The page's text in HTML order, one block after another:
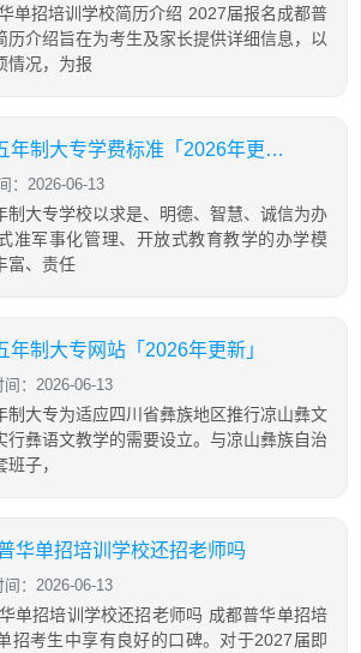
单招培训学校简历介绍 2027届报名成都普
历介绍旨在为考生及家长提供详细信息，以
情况，为报
四川省卫生学校五年制大专学费标准「2026年更新」
：2026-06-13
制大专学校以求是、明德、智慧、诚信为办
准军事化管理、开放式教育教学的办学模
富、责任
年制大专网站「2026年更新」
间：2026-06-13
制大专为适应四川省彝族地区推行凉山彝文
行彝语文教学的需要设立。与凉山彝族自治
子，
华单招培训学校还招老师吗
间：2026-06-13
单招培训学校还招老师吗 成都普华单招培
招考生中享有良好的口碑。对于2027届即